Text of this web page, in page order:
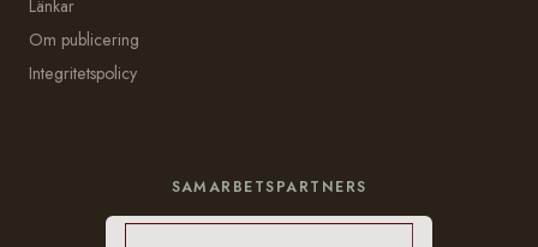
Länkar
Om publicering
Integritetspolicy
SAMARBETSPARTNERS